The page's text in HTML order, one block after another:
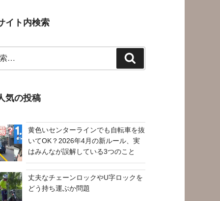
イト内検索
索
気の投稿
黄色いセンターラインでも自転車を抜
いてOK？2026年4月の新ルール、実
はみんなが誤解している3つのこと
丈夫なチェーンロックやU字ロックを
どう持ち運ぶか問題